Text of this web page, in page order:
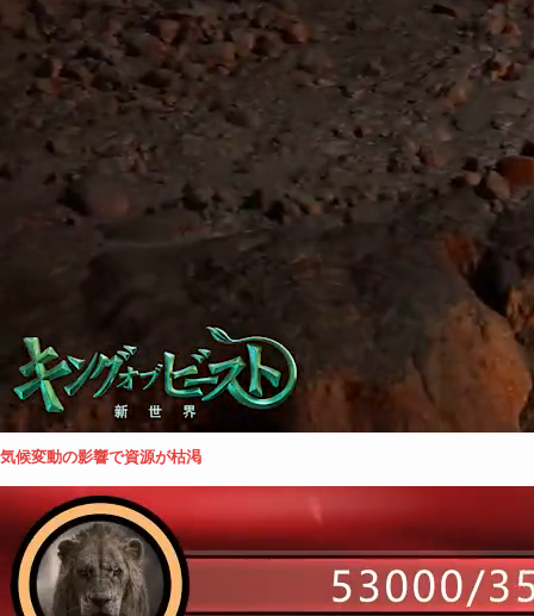
気候変動の影響で資源が枯渇